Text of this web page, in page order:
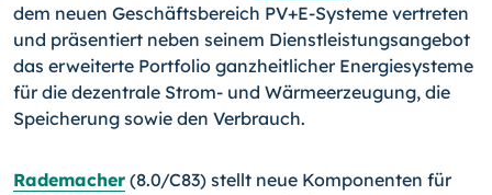
dem neuen Geschäftsbereich PV+E-Systeme vertreten
und präsentiert neben seinem Dienstleistungsangebot
das erweiterte Portfolio ganzheitlicher Energiesysteme
für die dezentrale Strom- und Wärmeerzeugung, die
Speicherung sowie den Verbrauch.
Rademacher (8.0/C83) stellt neue Komponenten für